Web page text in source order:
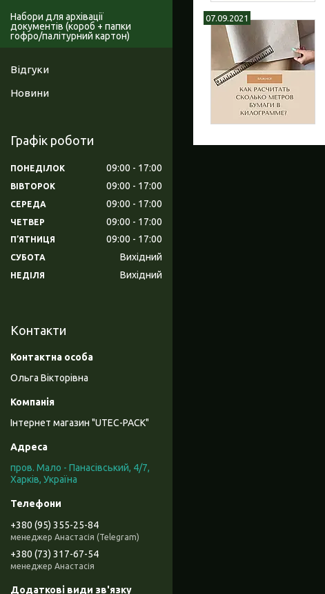
07.09.2021
Набори для архівації
документів (короб + папки
гофро/палітурний картон)
Відгуки
Новини
Графік роботи
ПОНЕДІЛОК 09:00 17:00
ВІВТОРОК 09:00 17:00
СЕРЕДА 09:00 17:00
ЧЕТВЕР 09:00 17:00
ПʼЯТНИЦЯ 09:00 17:00
СУБОТА Вихідний
НЕДІЛЯ Вихідний
Контакти
Ольга Вікторівна
Інтернет магазин "UTEC-PACK"
пров. Мало - Панасівський, 4/7,
Харків, Україна
+380 (95) 355-25-84
менеджер Анастасія (Telegram)
+380 (73) 317-67-54
менеджер Анастасія